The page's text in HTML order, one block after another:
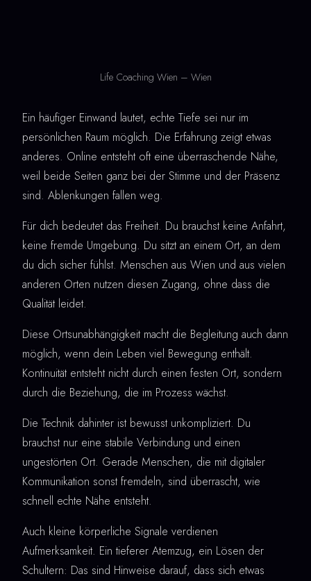
Life Coaching Wien – Wien
Ein häufiger Einwand lautet, echte Tiefe sei nur im
persönlichen Raum möglich. Die Erfahrung zeigt etwas
anderes. Online entsteht oft eine überraschende Nähe,
weil beide Seiten ganz bei der Stimme und der Präsenz
sind. Ablenkungen fallen weg.
Für dich bedeutet das Freiheit. Du brauchst keine Anfahrt,
keine fremde Umgebung. Du sitzt an einem Ort, an dem
du dich sicher fühlst. Menschen aus Wien und aus vielen
anderen Orten nutzen diesen Zugang, ohne dass die
Qualität leidet.
Diese Ortsunabhängigkeit macht die Begleitung auch dann
möglich, wenn dein Leben viel Bewegung enthält.
Kontinuität entsteht nicht durch einen festen Ort, sondern
durch die Beziehung, die im Prozess wächst.
Die Technik dahinter ist bewusst unkompliziert. Du
brauchst nur eine stabile Verbindung und einen
ungestörten Ort. Gerade Menschen, die mit digitaler
Kommunikation sonst fremdeln, sind überrascht, wie
schnell echte Nähe entsteht.
Auch kleine körperliche Signale verdienen
Aufmerksamkeit. Ein tieferer Atemzug, ein Lösen der
Schultern: Das sind Hinweise darauf, dass sich etwas